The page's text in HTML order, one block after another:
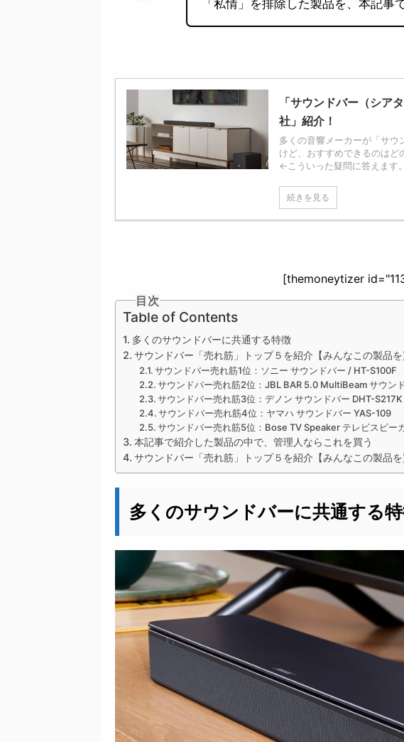
「私情」を排除した製品を、本記事
「サウンドバー（シア
社」紹介！
多くの音響メーカーが「サウ
けど、おすすめできるのはど
←こういった疑問に答えます。
続きを見る
[themoneytizer
目次
Table of Contents
多くのサウンドバーに共通する特徴
サウンドバー「売れ筋」トップ５を紹介【みんなこの製品を
サウンドバー売れ筋1位：ソニー サウンドバー / HT-S100F
サウンドバー売れ筋2位：JBL BAR 5.0 MultiBeam サウン
サウンドバー売れ筋3位：デノン サウンドバー DHT-S217K
サウンドバー売れ筋4位：ヤマハ サウンドバー YAS-109
サウンドバー売れ筋5位：Bose TV Speaker テレビスピー
本記事で紹介した製品の中で、管理人ならこれを買う
サウンドバー「売れ筋」トップ５を紹介【みんなこの製品
多くのサウンドバーに共通する